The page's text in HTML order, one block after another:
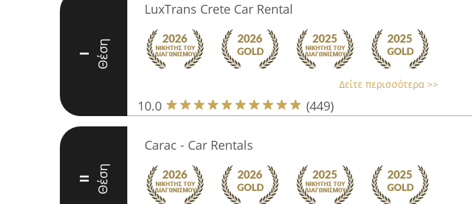
I Θέση
LuxTrans Crete Car Rental
Δείτε περισσότερα >>
10.0 (449)
II Θέση
Carac - Car Rentals